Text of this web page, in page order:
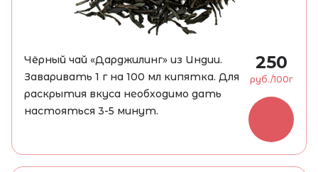
Чёрный чай «Дарджилинг» из Индии.
Заваривать 1 г на 100 мл кипятка. Для
раскрытия вкуса необходимо дать
настояться 3-5 минут.
250
руб./100г